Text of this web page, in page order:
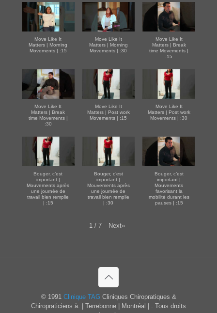
Move Like It
Matters | Morning
Movements | :15
Move Like It
Matters | Morning
Movements | :30
Move Like It
Matters | Break
time Movements |
:15
Move Like It
Matters | Break
time Movements |
:30
Move Like It
Matters | Post work
Movements | :15
Move Like It
Matters | Post work
Movements | :30
Bouger, c’est
important |
Mouvements après
une journée de
travail bien remplie
| :15
Bouger, c’est
important |
Mouvements après
une journée de
travail bien remplie
| :30
Bouger, c’est
important |
Mouvements
favorisant la
mobilité durant les
pauses | :15
1 / 7 Next»
© 1991 Clinique TAG Cliniques Chiropratiques &
Chiropraticiens à: | Terrebonne | Montréal | . Tous droits